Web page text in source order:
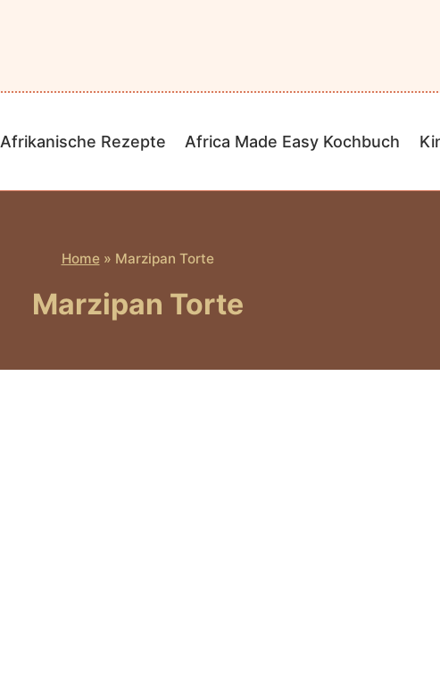
Afrikanische Rezepte Africa Made Easy Kochbuch
Home» Marzipan Torte
Marzipan Torte